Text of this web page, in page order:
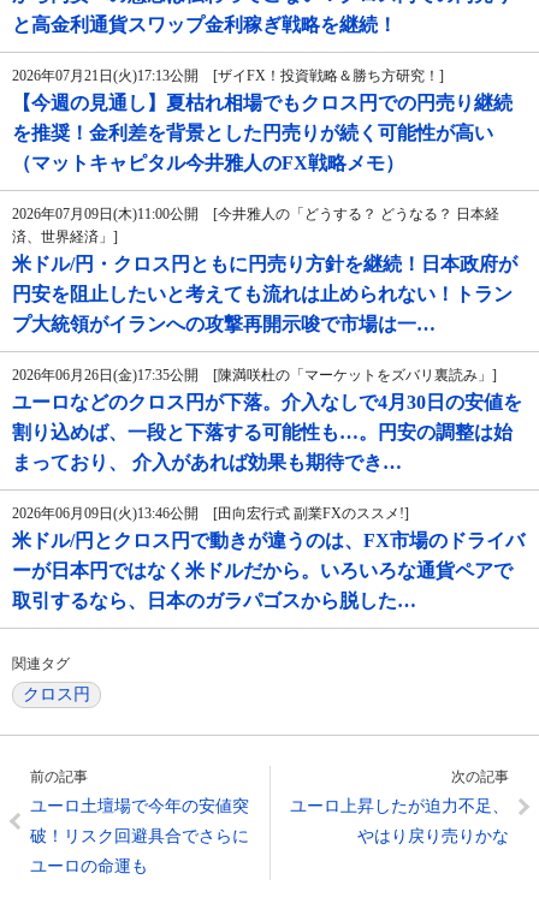
と高金利通貨スワップ金利稼ぎ戦略を継続！
2026年07月21日(火)17:13公開 [ザイFX！投資戦略＆勝ち方研究！]
【今週の見通し】夏枯れ相場でもクロス円での円売り継続
を推奨！金利差を背景とした円売りが続く可能性が高い
（マットキャピタル今井雅人のFX戦略メモ）
2026年07月09日(木)11:00公開 [今井雅人の「どうする？ どうなる？ 日本経
済、世界経済」]
米ドル/円・クロス円ともに円売り方針を継続！日本政府が
円安を阻止したいと考えても流れは止められない！トラン
プ大統領がイランへの攻撃再開示唆で市場は一…
2026年06月26日(金)17:35公開 [陳満咲杜の「マーケットをズバリ裏読み」]
ユーロなどのクロス円が下落。介入なしで4月30日の安値を
割り込めば、一段と下落する可能性も…。円安の調整は始
まっており、 介入があれば効果も期待でき…
2026年06月09日(火)13:46公開 [田向宏行式 副業FXのススメ!]
米ドル/円とクロス円で動きが違うのは、FX市場のドライバ
ーが日本円ではなく米ドルだから。いろいろな通貨ペアで
取引するなら、日本のガラパゴスから脱した…
関連タグ
クロス円
前の記事
ユーロ土壇場で今年の安値突
破！リスク回避具合でさらに
ユーロの命運も
次の記事
ユーロ上昇したが迫力不足、
やはり戻り売りかな